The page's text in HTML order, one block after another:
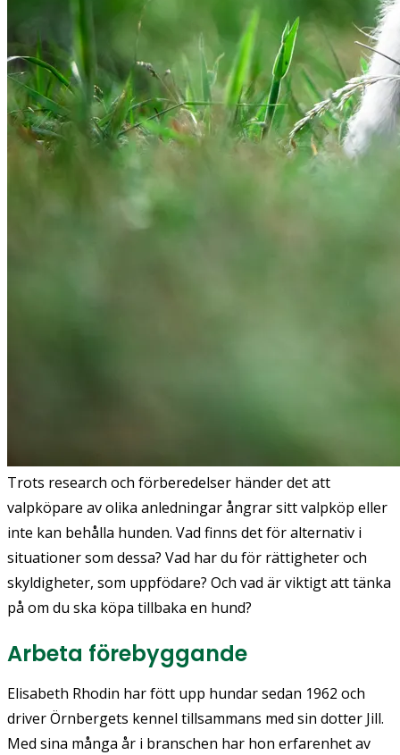
Trots research och förberedelser händer det att
valpköpare av olika anledningar ångrar sitt valpköp eller
inte kan behålla hunden. Vad finns det för alternativ i
situationer som dessa? Vad har du för rättigheter och
skyldigheter, som uppfödare? Och vad är viktigt att tänka
på om du ska köpa tillbaka en hund?
Arbeta förebyggande
Elisabeth Rhodin har fött upp hundar sedan 1962 och
driver Örnbergets kennel tillsammans med sin dotter Jill.
Med sina många år i branschen har hon erfarenhet av